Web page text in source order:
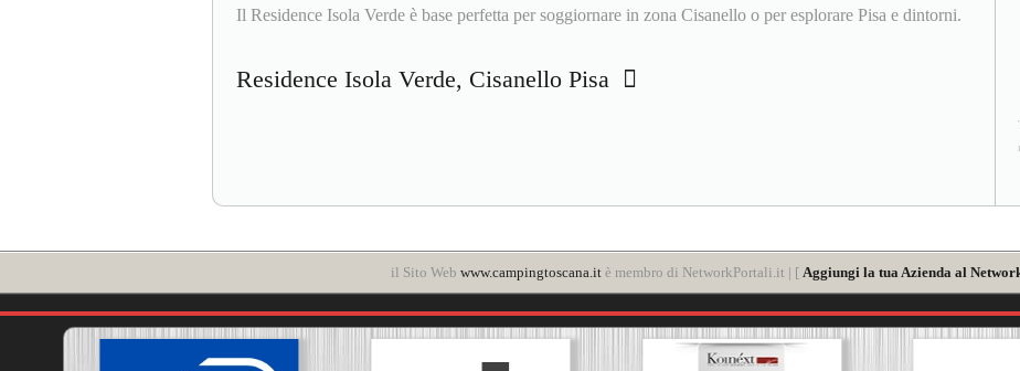
Il Residence Isola Verde è base perfetta per soggiornare in zona Cisanello o per esplorare Pisa e dintorni.
Residence Isola Verde, Cisanello Pisa
il Sito Web www.campingtoscana.itè membro di NetworkPortali.it | [ Aggiungi la tua Azienda al